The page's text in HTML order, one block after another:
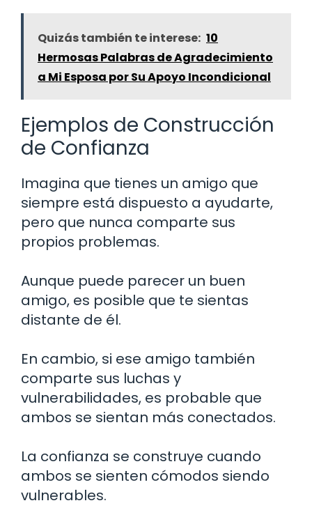
Quizás también te interese: 10
Hermosas Palabras de Agradecimiento
a Mi Esposa por Su Apoyo Incondicional
Ejemplos de Construcción
de Confianza
Imagina que tienes un amigo que
siempre está dispuesto a ayudarte,
pero que nunca comparte sus
propios problemas.
Aunque puede parecer un buen
amigo, es posible que te sientas
distante de él.
En cambio, si ese amigo también
comparte sus luchas y
vulnerabilidades, es probable que
ambos se sientan más conectados.
La confianza se construye cuando
ambos se sienten cómodos siendo
vulnerables.